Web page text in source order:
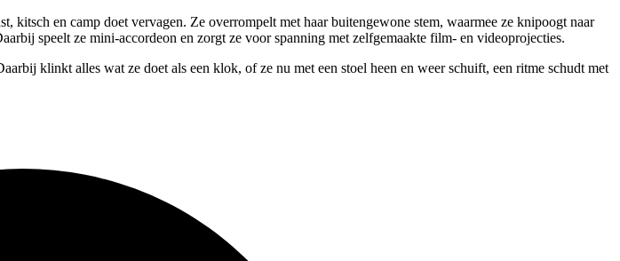
kitsch en camp doet vervagen. Ze overrompelt met haar buitengewone stem, waarmee ze knipoogt naar
speelt ze mini-accordeon en zorgt ze voor spanning met zelfgemaakte film- en videoprojecties.
klinkt alles wat ze doet als een klok, of ze nu met een stoel heen en weer schuift, een ritme schudt met